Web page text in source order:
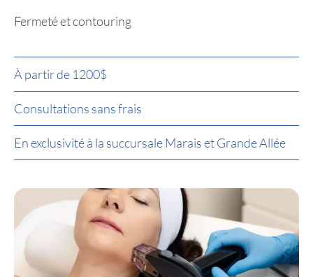
Fermeté et contouring
À partir de 1200$
Consultations sans frais
En exclusivité à la succursale Marais et Grande Allée